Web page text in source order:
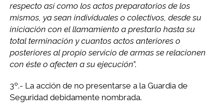
respecto así como los actos preparatorios de los
mismos, ya sean individuales o colectivos, desde su
iniciación con el llamamiento a prestarlo hasta su
total terminación y cuantos actos anteriores o
posteriores al propio servicio de armas se relacionen
con éste o afecten a su ejecución”.
3º.- La acción de no presentarse a la Guardia de
Seguridad debidamente nombrada.